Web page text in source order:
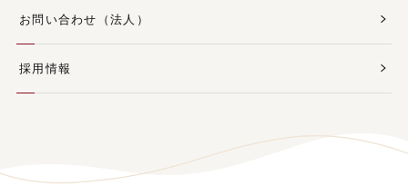
お問い合わせ（法人）
採用情報